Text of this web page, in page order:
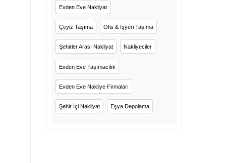
Evden Eve Nakliyat
Çeyiz Taşıma Ofis & İşyeri Taşıma
Şehirler Arası Nakliyat Nakliyeciler
Evden Eve Taşımacılık
Evden Eve Nakliye Firmaları
Şehir İçi Nakliyat Eşya Depolama